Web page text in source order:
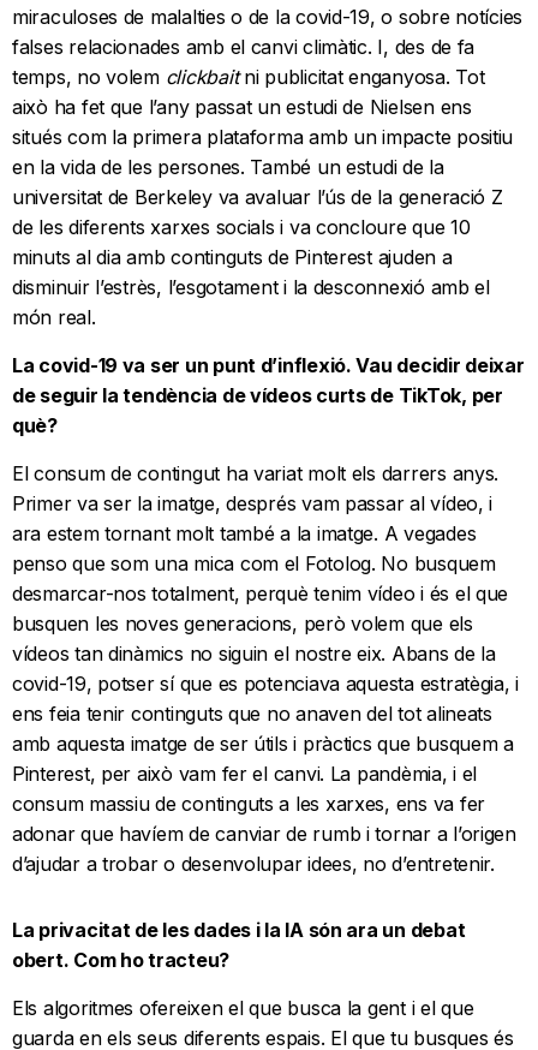
miraculoses de malalties o de la covid-19, o sobre notícies
falses relacionades amb el canvi climàtic. I, des de fa
temps, no volem clickbaitni publicitat enganyosa. Tot
això ha fet que l’any passat un estudi de Nielsen ens
situés com la primera plataforma amb un impacte positiu
en la vida de les persones. També un estudi de la
universitat de Berkeley va avaluar l’ús de la generació Z
de les diferents xarxes socials i va concloure que 10
minuts al dia amb continguts de Pinterest ajuden a
disminuir l’estrès, l’esgotament i la desconnexió amb el
món real.
La covid-19 va ser un punt d’inflexió. Vau decidir deixar
de seguir la tendència de vídeos curts de TikTok, per
què?
El consum de contingut ha variat molt els darrers anys.
Primer va ser la imatge, després vam passar al vídeo, i
ara estem tornant molt també a la imatge. A vegades
penso que som una mica com el Fotolog. No busquem
desmarcar-nos totalment, perquè tenim vídeo i és el que
busquen les noves generacions, però volem que els
vídeos tan dinàmics no siguin el nostre eix. Abans de la
covid-19, potser sí que es potenciava aquesta estratègia, i
ens feia tenir continguts que no anaven del tot alineats
amb aquesta imatge de ser útils i pràctics que busquem a
Pinterest, per això vam fer el canvi. La pandèmia, i el
consum massiu de continguts a les xarxes, ens va fer
adonar que havíem de canviar de rumb i tornar a l’origen
d’ajudar a trobar o desenvolupar idees, no d’entretenir.
La privacitat de les dades i la IA són ara un debat
obert. Com ho tracteu?
Els algoritmes ofereixen el que busca la gent i el que
guarda en els seus diferents espais. El que tu busques és